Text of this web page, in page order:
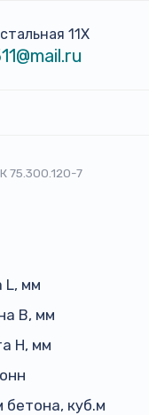
11Х
75.300.120-7
L, мм
B, мм
H, мм
бетона, куб.м